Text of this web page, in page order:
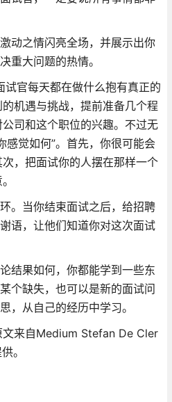
动之情闪亮全场，并展示出你
重大问题的热情。
试官每天都在做什么抱有真正的
机遇与挑战，提前准备几个程
司和这个职位的兴趣。不过无
感觉如何”。首先，你很可能会
，把面试你的人摆在那样一个
。当你结束面试之后，给招聘
语，让他们知道你对这次面试
结果如何，你都能学到一些东
个缺失，也可以是新的面试问
从自己的经历中学习。
文来自Medium Stefan De Cler
。